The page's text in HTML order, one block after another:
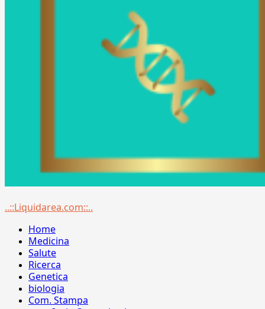
Menu
..::Liquidarea.com::..
Home
Medicina
Salute
Ricerca
Genetica
biologia
Com. Stampa